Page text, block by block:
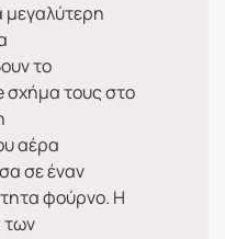
μεγαλύτερη
το
σχήμα τους στο
αέρα
σε έναν
φούρνο. Η
των